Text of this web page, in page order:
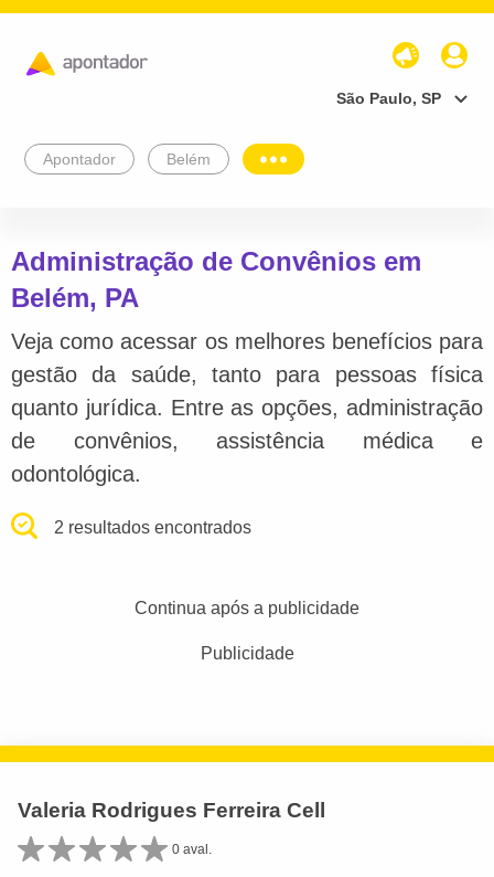
São Paulo, SP
Apontador Belém
Administração de Convênios em
Belém, PA
Veja como acessar os melhores benefícios para
gestão da saúde, tanto para pessoas física
quanto jurídica. Entre as opções, administração
de convênios, assistência médica e
odontológica.
2 resultados encontrados
Continua após a publicidade
Publicidade
Valeria Rodrigues Ferreira Cell
0 aval.